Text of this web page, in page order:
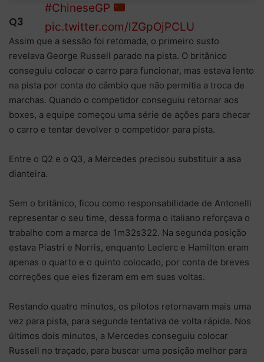
#ChineseGP
pic.twitter.com/lZGpOjPCLU
Q3
Assim que a sessão foi retomada, o primeiro susto
revelava George Russell parado na pista. O britânico
conseguiu colocar o carro para funcionar, mas estava lento
na pista por conta do câmbio que não permitia a troca de
marchas. Quando o competidor conseguiu retornar aos
boxes, a equipe começou uma série de ações para checar
o carro e tentar devolver o competidor para pista.
Entre o Q2 e o Q3, a Mercedes precisou substituir a asa
dianteira.
Sem o britânico, ficou como responsabilidade de Antonelli
representar o seu time, dessa forma o italiano reforçava o
trabalho com a marca de 1m32s322. Na segunda posição
estava Piastri e Norris, enquanto Leclerc e Hamilton eram
apenas o quarto e o quinto colocado, por conta de breves
correções que eles fizeram em em suas voltas.
Restando quatro minutos, os pilotos retornavam mais uma
vez para pista, para segunda tentativa de volta rápida. Nos
últimos dois minutos, a Mercedes conseguiu colocar
Russell no traçado, para buscar uma posição melhor para